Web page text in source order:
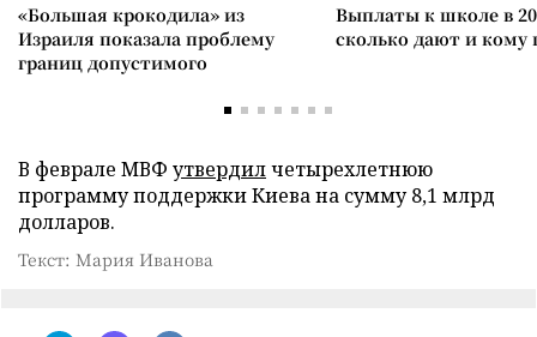
«Большая крокодила» из
Израиля показала проблему
границ допустимого
Выплаты к школе в
сколько дают и
В феврале МВФ утвердилчетырехлетнюю
программу поддержки Киева на сумму 8,1 млрд
долларов.
Текст: Мария Иванова